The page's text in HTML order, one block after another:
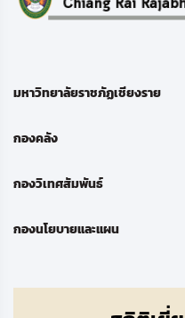
มหาวิทยาลัยราชภัฏเชียงราย
กองคลัง
กองวิเทศสัมพันธ์
กองนโยบายและแผน